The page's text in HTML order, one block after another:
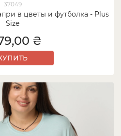
37049
в цветы и футболка - Plus
Size
₴